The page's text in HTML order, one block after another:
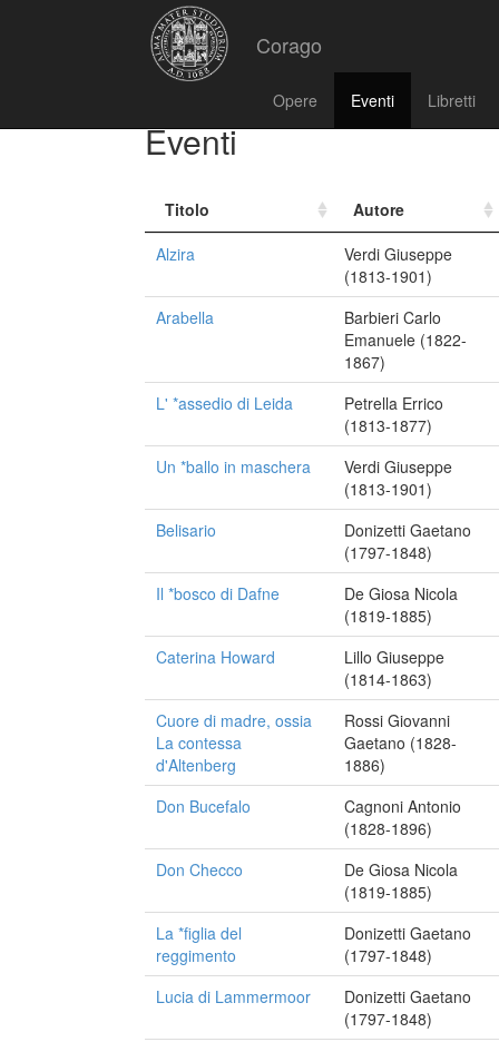
Corago
Opere Eventi Libretti
Eventi
Titolo
Autore
Alzira
Verdi Giuseppe
(1813-1901)
Arabella
Barbieri Carlo
Emanuele (1822-
1867)
L' *assedio di Leida
Petrella Errico
(1813-1877)
Un *ballo in maschera
Verdi Giuseppe
(1813-1901)
Belisario
Donizetti Gaetano
(1797-1848)
Il *bosco di Dafne
De Giosa Nicola
(1819-1885)
Caterina Howard
Lillo Giuseppe
(1814-1863)
Cuore di madre, ossia
La contessa
d'Altenberg
Rossi Giovanni
Gaetano (1828-
1886)
Don Bucefalo
Cagnoni Antonio
(1828-1896)
Don Checco
De Giosa Nicola
(1819-1885)
La *figlia del
reggimento
Donizetti Gaetano
(1797-1848)
Lucia di Lammermoor
Donizetti Gaetano
(1797-1848)